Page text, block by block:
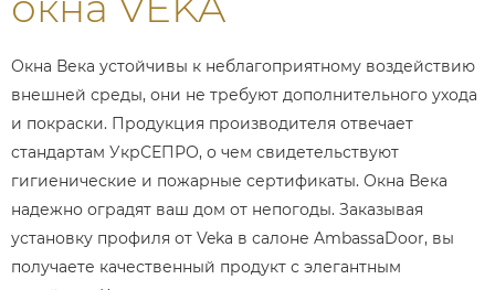
Окна Века устойчивы к неблагоприятному воздействию
внешней среды, они не требуют дополнительного ухода
и покраски. Продукция производителя отвечает
стандартам УкрСЕПРО, о чем свидетельствуют
гигиенические и пожарные сертификаты. Окна Века
надежно оградят ваш дом от непогоды. Заказывая
установку профиля от Veka в салоне AmbassaDoor, вы
получаете качественный продукт с элегантным